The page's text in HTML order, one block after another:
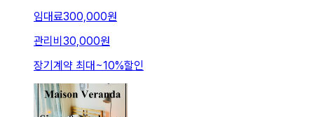
임대료300,000원
관리비 30,000원
장기계약 최대 ~10%할인